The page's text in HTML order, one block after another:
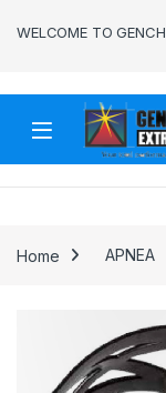
WELCOME TO
Home APNEA